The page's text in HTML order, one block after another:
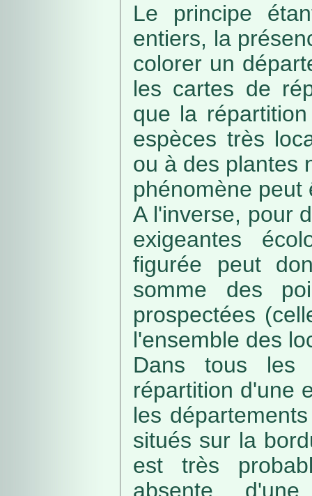
Le principe
entiers, la
colorer un
les cartes de
que la
espèces très
ou à des plantes
phénomène peut
A l'inverse, pour
exigeantes
figurée peut
somme des
prospectées
l'ensemble des
Dans tous les
répartition d'une
les
situés sur la
est très
absente